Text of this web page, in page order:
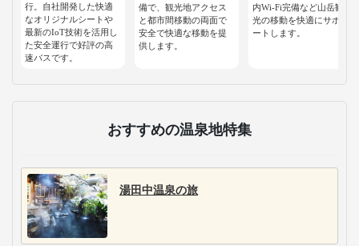
行。自社開発した快適
なオリジナルシートや
最新のIoT技術を活用し
た安全運行で好評の高
速バスです。
備で、観光地アクセス
と都市間移動の両面で
安全で快適な移動を提
供します。
内Wi-Fi完備など山岳観
光の移動を快適にサポ
ートします。
おすすめの温泉地特集
湯田中温泉の旅